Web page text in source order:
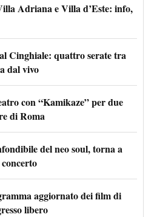
Adriana e Villa d’Este: info,
Cinghiale: quattro serate tra
dal vivo
con “Kamikaze” per due
di Roma
del neo soul, torna a
aggiornato dei film di
libero